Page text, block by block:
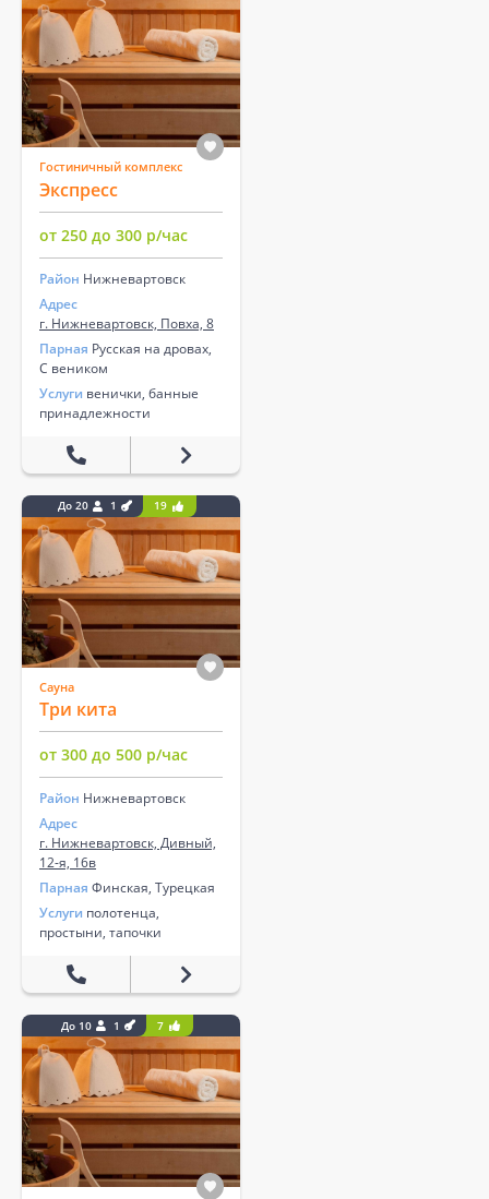
Гостиничный комплекс
Экспресс
от 250 до 300 р/час
Район Нижневартовск
Адрес
г. Нижневартовск, Повха, 8
Парная Русская на дровах,
С веником
Услуги венички, банные
принадлежности
До 20 1 19
Сауна
Три кита
от 300 до 500 р/час
Район Нижневартовск
Адрес
г. Нижневартовск, Дивный,
12-я, 16в
Парная Финская, Турецкая
Услуги полотенца,
простыни, тапочки
До 10 1 7